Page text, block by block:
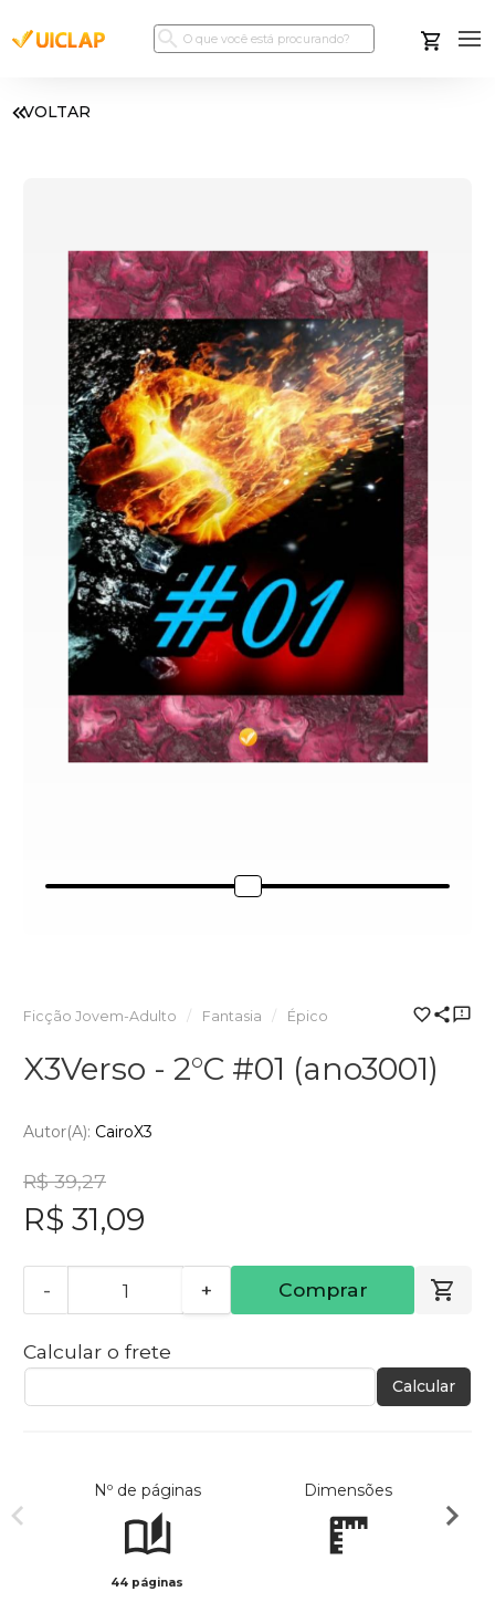
VOLTAR
Ficção Jovem-Adulto Fantasia Épico
X3Verso - 2°C #01 (ano3001)
Autor(a): CairoX3
R$ 39,27
R$ 31,09
- + Comprar
Calcular o frete
Calcular
Nº de páginas
44 páginas
Dimensões